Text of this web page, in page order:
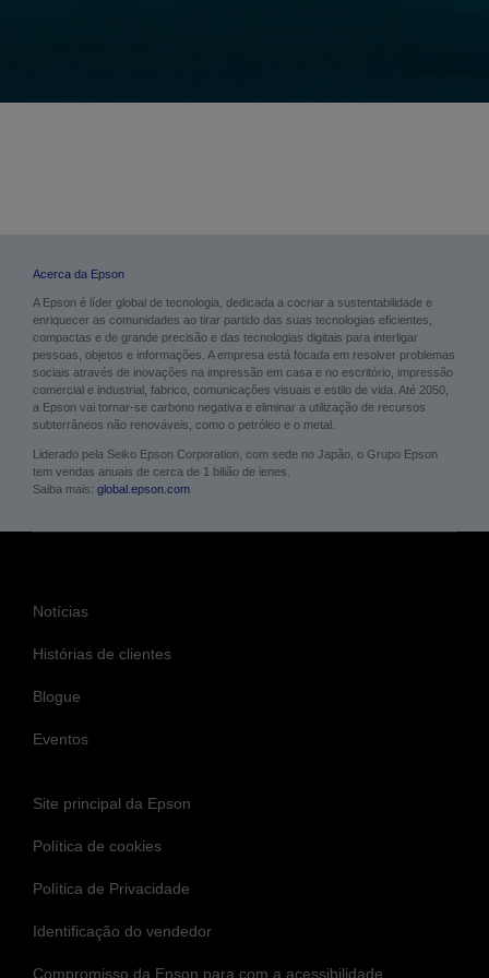
Acerca da Epson
A Epson é líder global de tecnologia, dedicada a cocriar a sustentabilidade e
enriquecer as comunidades ao tirar partido das suas tecnologias eficientes,
compactas e de grande precisão e das tecnologias digitais para interligar
pessoas, objetos e informações. A empresa está focada em resolver problemas
sociais através de inovações na impressão em casa e no escritório, impressão
comercial e industrial, fabrico, comunicações visuais e estilo de vida. Até 2050,
a Epson vai tornar-se carbono negativa e eliminar a utilização de recursos
subterrâneos não renováveis, como o petróleo e o metal.
Liderado pela Seiko Epson Corporation, com sede no Japão, o Grupo Epson
tem vendas anuais de cerca de 1 bilião de ienes.
Saiba mais: global.epson.com
Notícias
Histórias de clientes
Blogue
Eventos
Site principal da Epson
Política de cookies
Política de Privacidade
Identificação do vendedor
Compromisso da Epson para com a acessibilidade